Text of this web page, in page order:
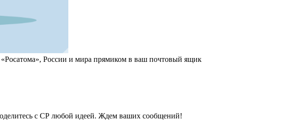
«Росатома», России и мира прямиком в ваш почтовый ящик
с СР любой идеей. Ждем ваших сообщений!